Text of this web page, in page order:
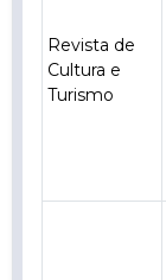
Revista de
Cultura e
Turismo